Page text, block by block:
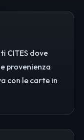
CITES dove
provenienza
con le carte in